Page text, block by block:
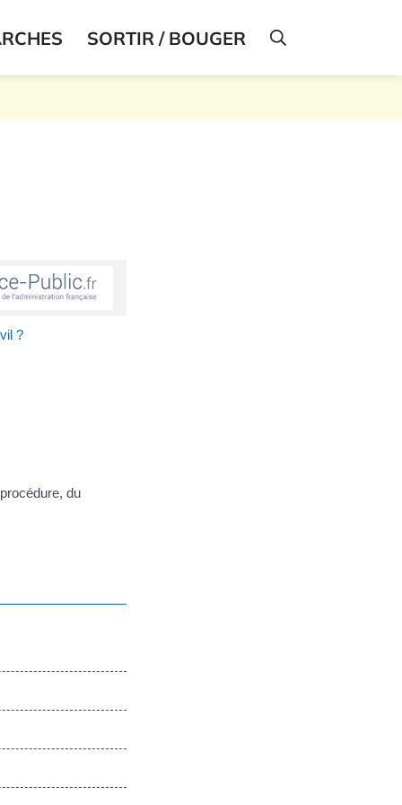
SORTIR / BOUGER AFFICHER LA
?
du